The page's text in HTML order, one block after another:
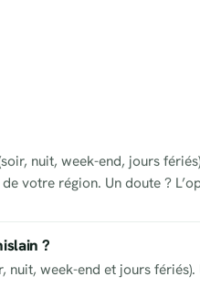
nuit, week-end, jours
votre région. Un doute ?
?
week-end et jours